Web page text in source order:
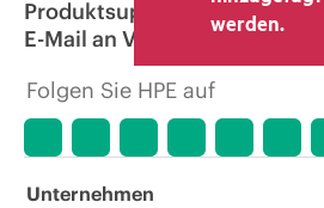
werden.
Produktsupport
E-Mail an Vertrieb
Folgen Sie HPE auf
Unternehmen